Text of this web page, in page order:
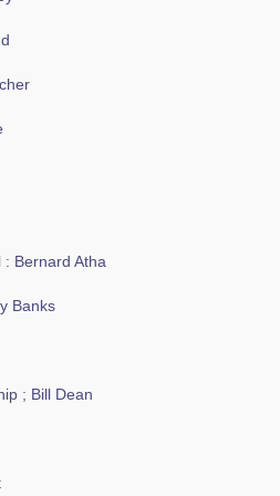
Bernard Atha
Banks
; Bill Dean